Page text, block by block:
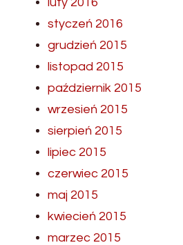
styczeń 2016
grudzień 2015
listopad 2015
październik 2015
wrzesień 2015
sierpień 2015
lipiec 2015
czerwiec 2015
maj 2015
kwiecień 2015
marzec 2015